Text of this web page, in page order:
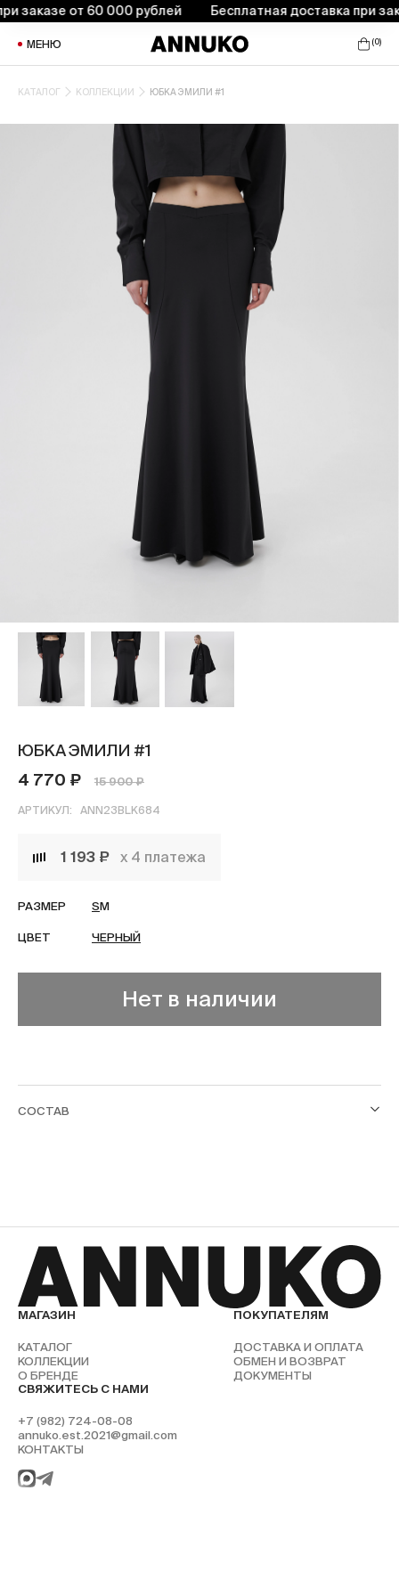
заказе от 60 000 рублей Бесплатная доставка при
МЕНЮ (0)
КАТАЛОГ КОЛЛЕКЦИИ ЮБКА ЭМИЛИ #1
ЮБКА ЭМИЛИ #1
4 770 ₽
15 900 ₽
АРТИКУЛ: ANN23BLK684
1 193 ₽ х 4 платежа
РАЗМЕР SM
ЦВЕТ ЧЕРНЫЙ
Нет в наличии
СОСТАВ
МАГАЗИН
КАТАЛОГ
КОЛЛЕКЦИИ
О БРЕНДЕ
ПОКУПАТЕЛЯМ
ДОСТАВКА И ОПЛАТА
ОБМЕН И ВОЗВРАТ
ДОКУМЕНТЫ
СВЯЖИТЕСЬ С НАМИ
+7 (982) 724-08-08
annuko.est.2021@gmail.com
КОНТАКТЫ